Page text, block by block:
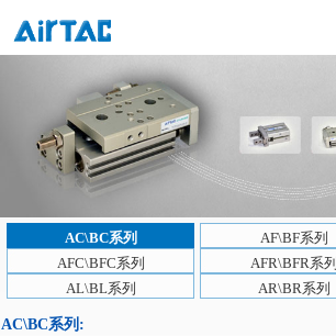
AC\BC系列
AF\BF系列
AFC\BFC系列
AFR\BFR系列
AL\BL系列
AR\BR系列
AC\BC系列 :